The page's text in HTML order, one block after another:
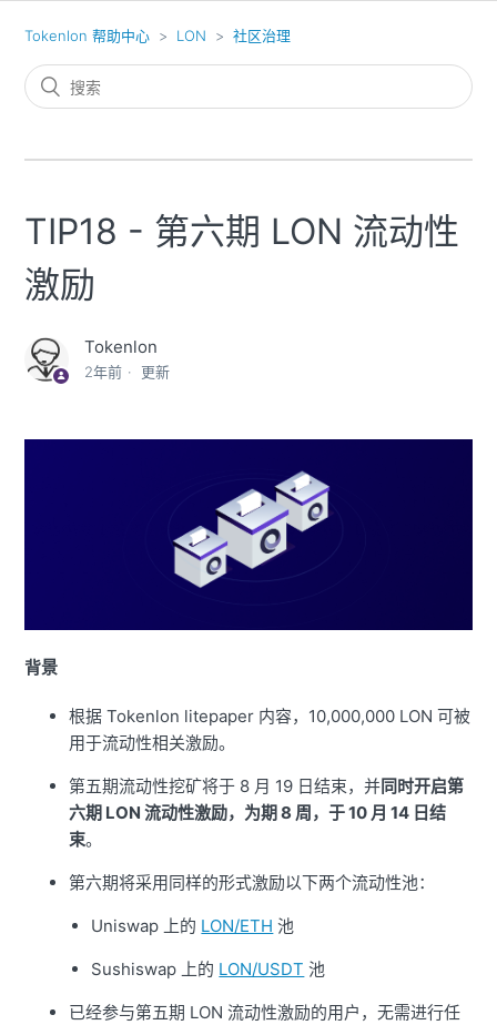
Tokenlon 帮助中心 LON 社区治理
TIP18 - 第六期 LON 流动性
激励
Tokenlon
2年前 更新
背景
根据 Tokenlon litepaper 内容，10,000,000 LON 可被
用于流动性相关激励。
第五期流动性挖矿将于 8 月 19 日结束，并同时开启第
六期 LON 流动性激励，为期 8 周，于 10 月 14 日结
束。
第六期将采用同样的形式激励以下两个流动性池：
Uniswap 上的 LON/ETH 池
Sushiswap 上的 LON/USDT 池
已经参与第五期 LON 流动性激励的用户，无需进行任